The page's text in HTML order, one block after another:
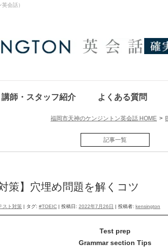
会話）
講師・スタッフ紹介 よくある質問
福岡市天神のケンジントン英会話 HOME
記事一覧
対策】穴埋め問題を解くコツ
スト対策 | タグ: #TOEIC | 投稿日: 2022年7月26日 | 投稿者: kensington
Test prep
Grammar section Tips